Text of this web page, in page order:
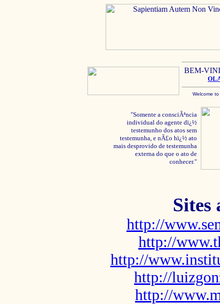
BEM-
Welcome
"Somente a consciÃªncia
individual do agente dï¿½
testemunho dos atos sem
testemunha, e nÃ£o hï¿½ ato
mais desprovido de testemunha
externa do que o ato de
conhecer."
Sites
http://
http://
http://
http://
http://